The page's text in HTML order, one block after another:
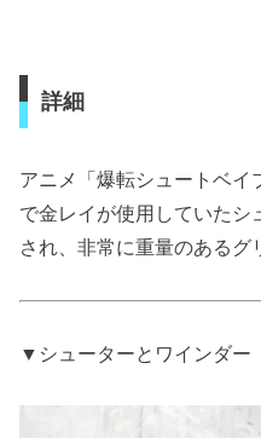
詳細
アニメ「爆転シュートベイ
で金レイが使用していたシ
され、非常に重量のあるグ
▼シューターとワインダー